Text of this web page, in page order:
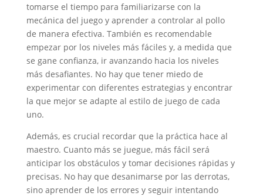
tomarse el tiempo para familiarizarse con la
mecánica del juego y aprender a controlar al pollo
de manera efectiva. También es recomendable
empezar por los niveles más fáciles y, a medida que
se gane confianza, ir avanzando hacia los niveles
más desafiantes. No hay que tener miedo de
experimentar con diferentes estrategias y encontrar
la que mejor se adapte al estilo de juego de cada
uno.
Además, es crucial recordar que la práctica hace al
maestro. Cuanto más se juegue, más fácil será
anticipar los obstáculos y tomar decisiones rápidas y
precisas. No hay que desanimarse por las derrotas,
sino aprender de los errores y seguir intentando